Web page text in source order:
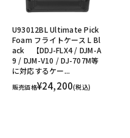
U93012BL Ultimate Pick
Foam フライトケース L Bl
ack 【DDJ-FLX4 / DJM-A
9 / DJM-V10 / DJ-707M等
に対応するケー...
販売価格¥24,200(税込)